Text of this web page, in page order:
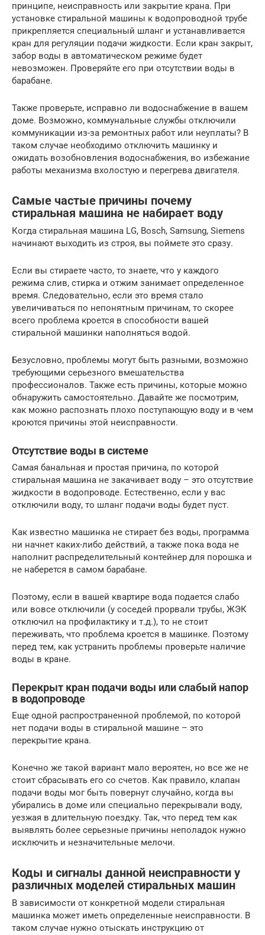
принципе, неисправность или закрытие крана. При
установке стиральной машины к водопроводной трубе
прикрепляется специальный шланг и устанавливается
кран для регуляции подачи жидкости. Если кран закрыт,
забор воды в автоматическом режиме будет
невозможен. Проверяйте его при отсутствии воды в
барабане.
Также проверьте, исправно ли водоснабжение в вашем
доме. Возможно, коммунальные службы отключили
коммуникации из-за ремонтных работ или неуплаты? В
таком случае необходимо отключить машинку и
ожидать возобновления водоснабжения, во избежание
работы механизма вхолостую и перегрева двигателя.
Самые частые причины почему
стиральная машина не набирает воду
Когда стиральная машина LG, Bosch, Samsung, Siemens
начинают выходить из строя, вы поймете это сразу.
Если вы стираете часто, то знаете, что у каждого
режима слив, стирка и отжим занимает определенное
время. Следовательно, если это время стало
увеличиваться по непонятным причинам, то скорее
всего проблема кроется в способности вашей
стиральной машинки наполняться водой.
Безусловно, проблемы могут быть разными, возможно
требующими серьезного вмешательства
профессионалов. Также есть причины, которые можно
обнаружить самостоятельно. Давайте же посмотрим,
как можно распознать плохо поступающую воду и в чем
кроются причины этой неисправности.
Отсутствие воды в системе
Самая банальная и простая причина, по которой
стиральная машина не закачивает воду – это отсутствие
жидкости в водопроводе. Естественно, если у вас
отключили воду, то шланг подачи воды будет пуст.
Как известно машинка не стирает без воды, программа
ни начнет каких-либо действий, а также пока вода не
наполнит распределительный контейнер для порошка и
не наберется в самом барабане.
Поэтому, если в вашей квартире вода подается слабо
или вовсе отключили (у соседей прорвали трубы, ЖЭК
отключил на профилактику и т.д.), то не стоит
переживать, что проблема кроется в машинке. Поэтому
перед тем, как устранить проблемы проверьте наличие
воды в кране.
Перекрыт кран подачи воды или слабый напор
в водопроводе
Еще одной распространенной проблемой, по которой
нет подачи воды в стиральной машине – это
перекрытие крана.
Конечно же такой вариант мало вероятен, но все же не
стоит сбрасывать его со счетов. Как правило, клапан
подачи воды мог быть повернут случайно, когда вы
убирались в доме или специально перекрывали воду,
уезжая в длительную поездку. Так, что перед тем как
выявлять более серьезные причины неполадок нужно
исключить и незначительные мелочи.
Коды и сигналы данной неисправности у
различных моделей стиральных машин
В зависимости от конкретной модели стиральная
машинка может иметь определенные неисправности. В
таком случае нужно отыскать инструкцию от